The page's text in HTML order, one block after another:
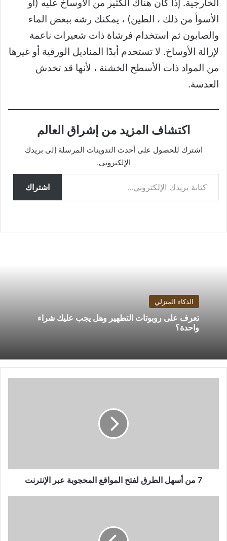
الخارجية. إذا كان هناك الكثير من الأوساخ عليه (أو
الأسوأ من ذلك ، الطين) ، يمكنك رشه ببعض الماء
والصابون ثم استخدام فرشاة ذات شعيرات ناعمة
لإزالة الأوساخ. لا تستخدم أبدًا المناديل الورقية أو غيرها
من المواد ذات الأسطح الخشنة ، لأنها قد تخدش
العدسة.
اكتشاف المزيد من إشراق العالم
اشترك للحصول على أحدث التدوينات المرسلة إلى بريدك
الإلكتروني.
كتابة بريدك الإلكتروني...
اشتراك
الذكاء المنزلي
تعرف على روبوتات التطهير وهل يجب عليك شراء
واحدة؟
الإنترنت
7 من أسهل الطرق لفتح المواقع المحجوبة عبر الإنترنت